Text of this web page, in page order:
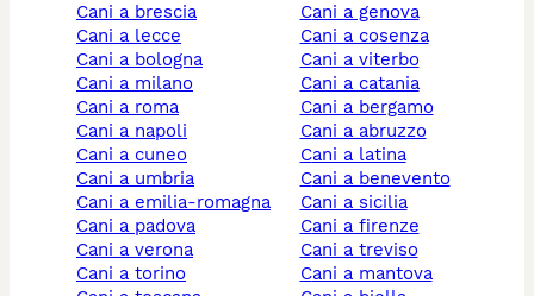
cani a brescia
cani a lecce
cani a bologna
cani a milano
cani a roma
cani a napoli
cani a cuneo
cani a umbria
cani a emilia-romagna
cani a padova
cani a verona
cani a torino
cani a genova
cani a cosenza
cani a viterbo
cani a catania
cani a bergamo
cani a abruzzo
cani a latina
cani a benevento
cani a sicilia
cani a firenze
cani a treviso
cani a mantova